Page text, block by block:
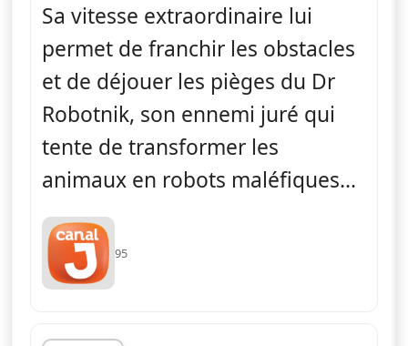
Sa vitesse extraordinaire lui
permet de franchir les obstacles
et de déjouer les pièges du Dr
Robotnik, son ennemi juré qui
tente de transformer les
animaux en robots maléfiques...
95